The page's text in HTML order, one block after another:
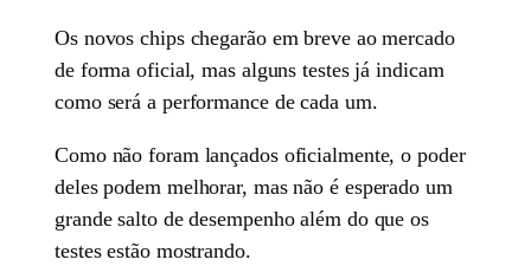
Os novos chips chegarão em breve ao mercado
de forma oficial, mas alguns testes já indicam
como será a performance de cada um.
Como não foram lançados oficialmente, o poder
deles podem melhorar, mas não é esperado um
grande salto de desempenho além do que os
testes estão mostrando.